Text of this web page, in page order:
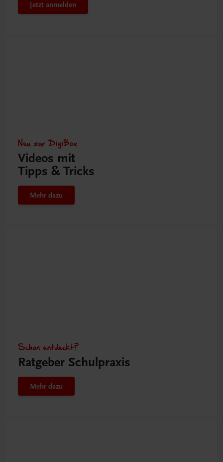
Jetzt anmelden
Neu zur DigiBox
Videos mit
Tipps & Tricks
Mehr dazu
Schon entdeckt?
Ratgeber Schulpraxis
Mehr dazu